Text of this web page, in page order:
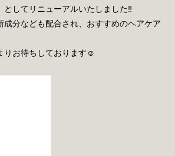
してリニューアルいたしました‼️
成分なども配合され、おすすめのヘアケア
りお待ちしております☺︎